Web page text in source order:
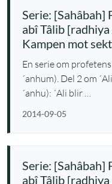
Serie: [Sahâbah]
abî Tâlib
Kampen mot
En serie om
´anhum). Del 2 om
´anhu): ´Ali blir …
2014-09-05
Serie: [Sahâbah]
abî Tâlib